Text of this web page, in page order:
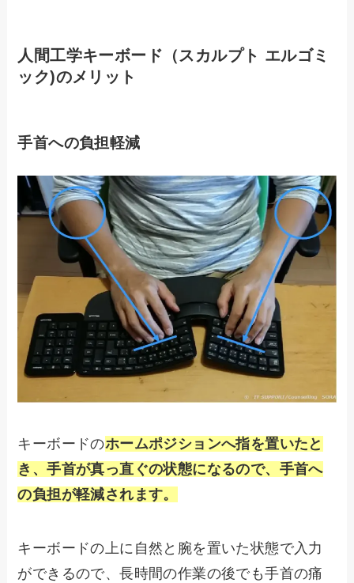
人間工学キーボード（スカルプト エルゴミ
ック)のメリット
手首への負担軽減
キーボードのホームポジションへ指を置いたと
き、手首が真っ直ぐの状態になるので、手首へ
の負担が軽減されます。
キーボードの上に自然と腕を置いた状態で入力
ができるので、長時間の作業の後でも手首の痛